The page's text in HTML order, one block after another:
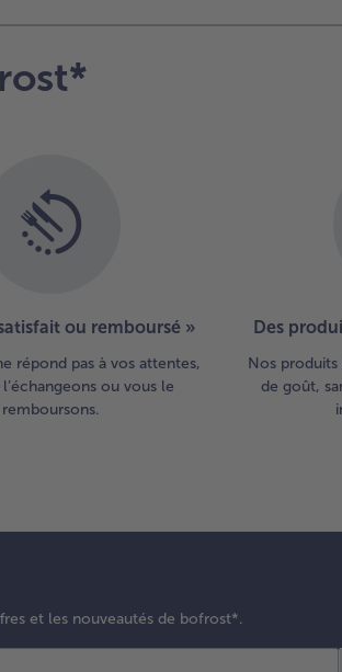
ou remboursé »
répond pas à vos attentes,
ou vous le
remboursons.
Des
Nos
de goût,
et les nouveautés de bofrost*.